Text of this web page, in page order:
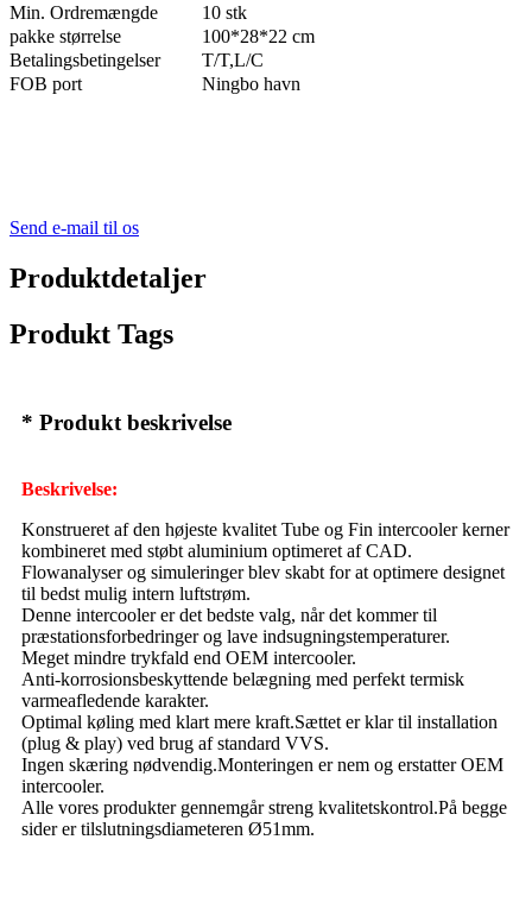
Min. Ordremængde
10 stk
pakke størrelse
100*28*22 cm
Betalingsbetingelser
T/T,L/C
FOB port
Ningbo havn
Send e-mail til os
Produktdetaljer
Produkt Tags
* Produkt beskrivelse
Beskrivelse:
Konstrueret af den højeste kvalitet Tube og Fin intercooler kerner
kombineret med støbt aluminium optimeret af CAD.
Flowanalyser og simuleringer blev skabt for at optimere designet
til bedst mulig intern luftstrøm.
Denne intercooler er det bedste valg, når det kommer til
præstationsforbedringer og lave indsugningstemperaturer.
Meget mindre trykfald end OEM intercooler.
Anti-korrosionsbeskyttende belægning med perfekt termisk
varmeafledende karakter.
Optimal køling med klart mere kraft.Sættet er klar til installation
(plug & play) ved brug af standard VVS.
Ingen skæring nødvendig.Monteringen er nem og erstatter OEM
intercooler.
Alle vores produkter gennemgår streng kvalitetskontrol.På begge
sider er tilslutningsdiameteren Ø51mm.